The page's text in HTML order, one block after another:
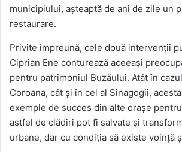
municipiului, așteaptă de ani de zile un
restaurare.
Privite împreună, cele două intervenții
Ciprian Ene conturează aceeași
pentru patrimoniul Buzăului. Atât în
Coroana, cât și în cel al Sinagogii,
exemple de succes din alte orașe
astfel de clădiri pot fi salvate și
urbane, dar cu condiția să existe voință